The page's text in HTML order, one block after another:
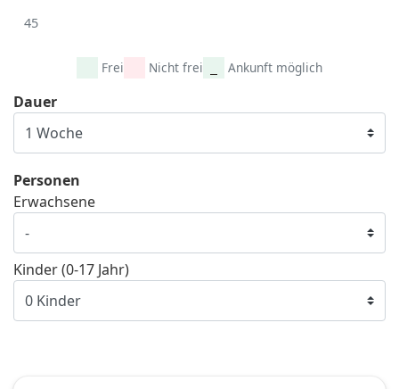
45
Frei Nicht frei Ankunft möglich
Dauer
Personen
Erwachsene
Kinder (0-17 Jahr)